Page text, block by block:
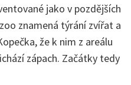
jako v pozdějších
znamená týrání zvířat a
že k nim z areálu
zápach. Začátky tedy